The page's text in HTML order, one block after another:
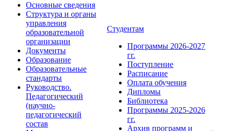
Основные сведения
Структура и органы
управления
образовательной
организации
Документы
Образование
Образовательные
стандарты
Руководство.
Педагогический
(научно-
педагогический
состав
Студентам
Программы 2026-2027
гг.
Поступление
Расписание
Оплата обучения
Дипломы
Библиотека
Программы 2025-2026
гг.
Архив программ и